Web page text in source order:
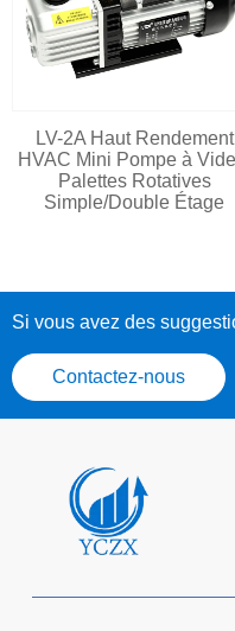
LV-2A Haut Rendement
HVAC Mini Pompe à
Palettes Rotatives
Simple/Double Étage
Si vous avez des
Contactez-nous